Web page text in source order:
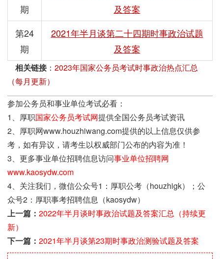
期
及答案
第24
期
2021年半月谈第二十四期时事政治试题
及答案
相关链接： 2023年国家公务员考试时事政治热点汇总
（每月更新）
参加公务员和事业单位考试必看：
1、厚职国家公务员考试网提供全国公务员考试资讯
2、厚职网www.houzhiwang.com提供的以上信息仅供参
考，如有异议，请考生以权威部门公布的内容为准！
3、更多事业单位招聘信息访问事业单位招聘网
www.kaosydw.com
4、关注我们，微信公众号1：厚职公考（houzhigk）；公
众号2：厚职事考招聘信息（kaosydw）
上一篇： 2022年半月谈时事政治试题及答案汇总（持续更
新）
下一篇： 2021年半月谈第23期时事政治测验试题及答案